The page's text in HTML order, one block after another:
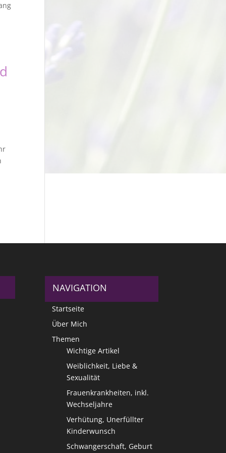
NAVIGATION
Startseite
Über Mich
Themen
Wichtige Artikel
Weiblichkeit, Liebe &
Sexualität
Frauenkrankheiten, inkl.
Wechseljahre
Verhütung, Unerfüllter
Kinderwunsch
Schwangerschaft, Geburt